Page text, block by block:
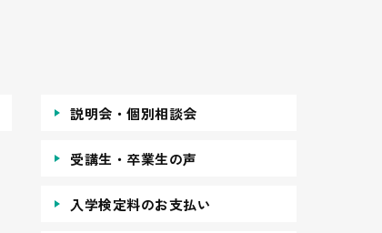
説明会・個別相談会
受講生・卒業生の声
入学検定料のお支払い